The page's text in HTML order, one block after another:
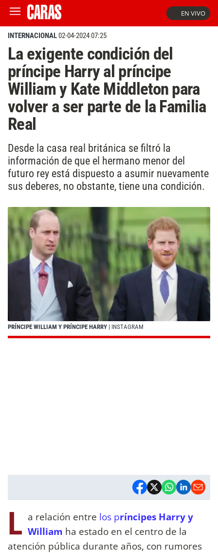
EN VIVO
INTERNACIONAL02-04-2024 07:25
La exigente condición del
príncipe Harry al príncipe
William y Kate Middleton para
volver a ser parte de la Familia
Real
Desde la casa real británica se filtró la
información de que el hermano menor del
futuro rey está dispuesto a asumir nuevamente
sus deberes, no obstante, tiene una condición.
PRÍNCIPE WILLIAM Y PRÍNCIPE HARRY | INSTAGRAM
L a relación entre los príncipes Harry y
William ha estado en el centro de la
atención pública durante años, con rumores